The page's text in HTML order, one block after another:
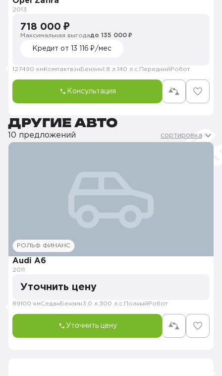
2013
718 000 ₽
Максимальная выгодадо 135 000 ₽
Кредит от 13 116 ₽/мес
127490 км Компактвэн Бензин1.8 л. 140 л.с. Передний Робот
Консультация
ДРУГИЕ АВТО
10 предложений сортировка
РОЛЬФ ФИНАНС
Audi A6
2011
Уточнить цену
89100 кмСедан Бензин3.0 л. 300 л.с. Полный Робот
Уточнить цену